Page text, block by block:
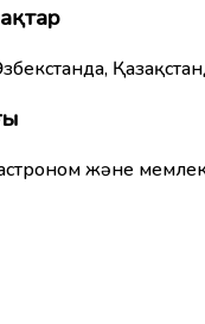
астроном және